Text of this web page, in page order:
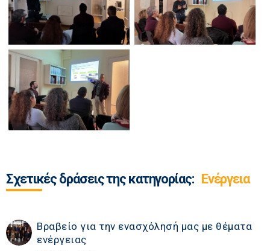
Σχετικές δράσεις της κατηγορίας: Ενέργεια
Βραβείο για την ενασχόλησή μας με θέματα
ενέργειας